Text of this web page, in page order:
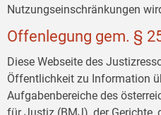
Nutzungseinschränkungen
Offenlegung gem. §
Diese Webseite des
Öffentlichkeit zu Information
Aufgabenbereiche des